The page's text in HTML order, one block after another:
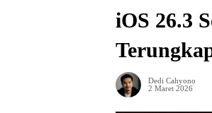
iOS 26.3
Dedi Cahyono
2 Maret 2026